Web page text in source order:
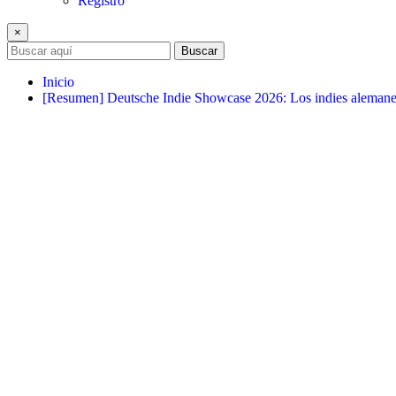
×
Buscar
Inicio
[Resumen] Deutsche Indie Showcase 2026: Los indies